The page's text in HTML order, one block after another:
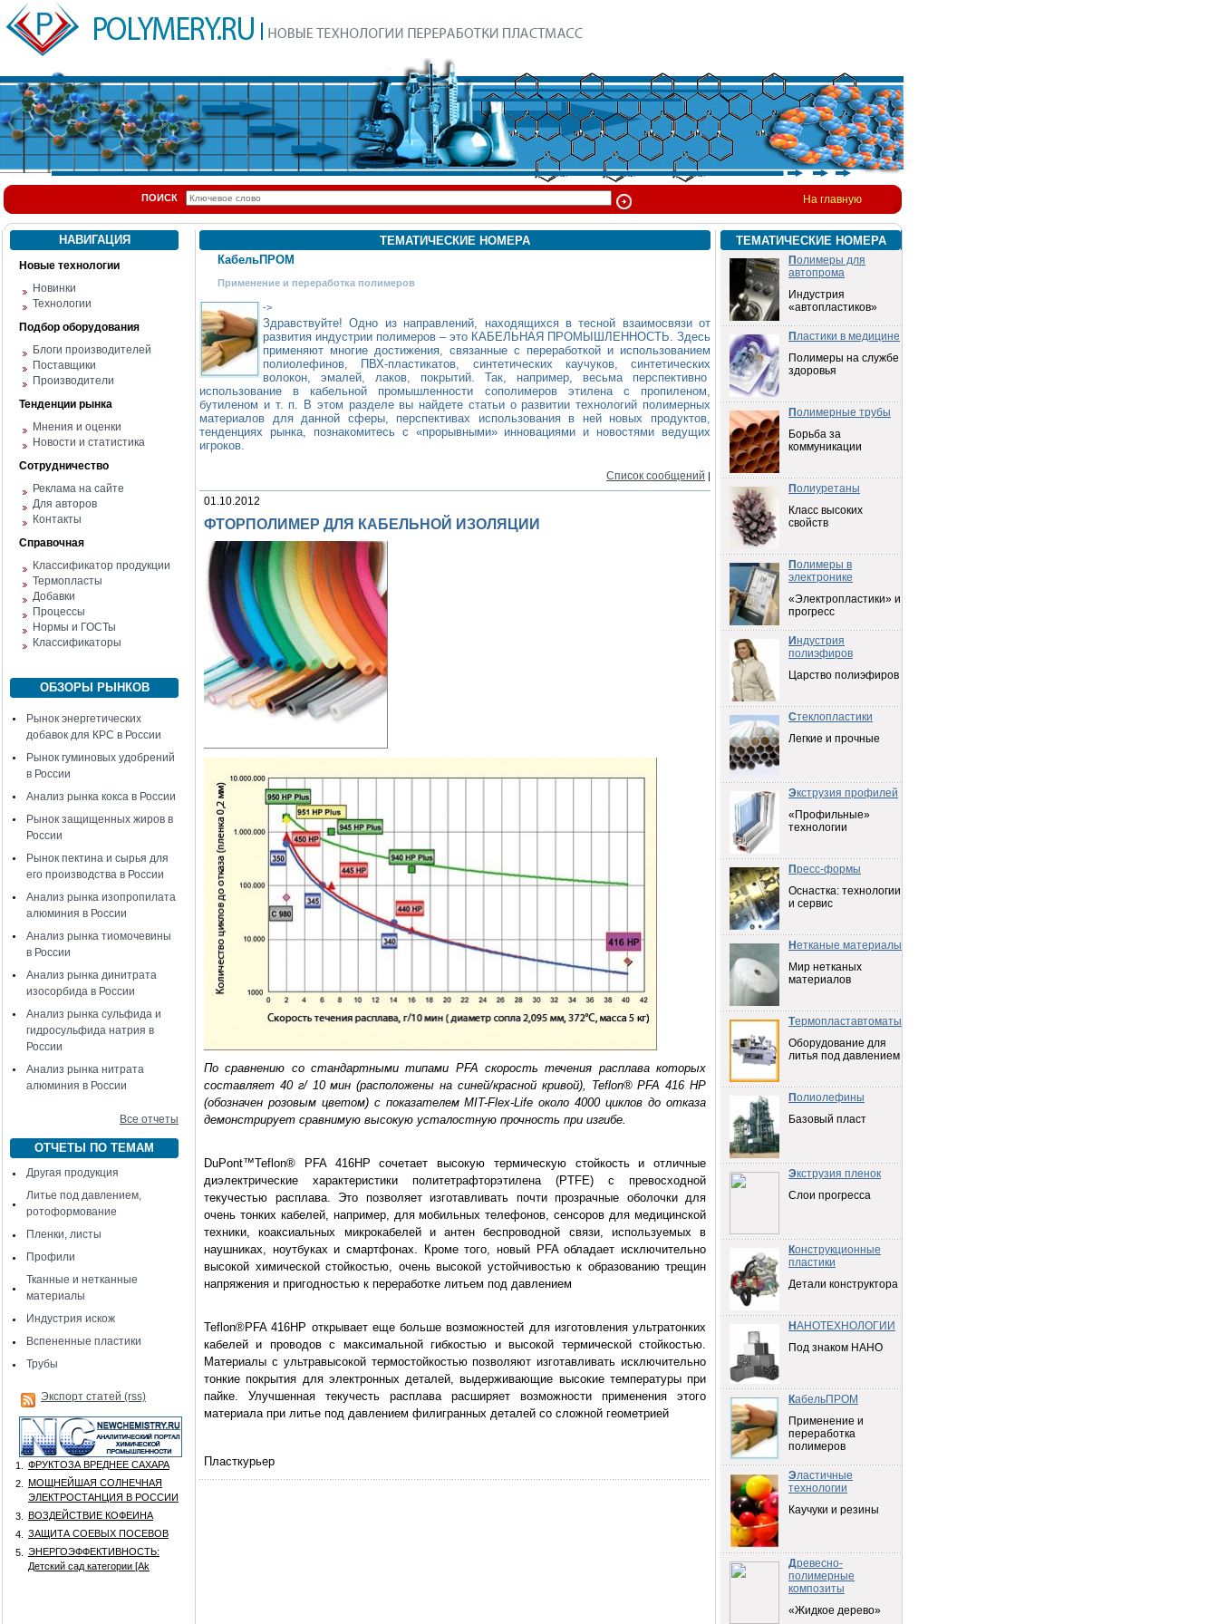
ПОИСК На главную
НАВИГАЦИЯ
Новые технологии
Новинки
Технологии
Подбор оборудования
Блоги производителей
Поставщики
Производители
Тенденции рынка
Мнения и оценки
Новости и статистика
Сотрудничество
Реклама на сайте
Для авторов
Контакты
Справочная
Классификатор продукции
Термопласты
Добавки
Процессы
Нормы и ГОСТы
Классификаторы
ОБЗОРЫ РЫНКОВ
Рынок энергетических
добавок для КРС в России
Рынок гуминовых удобрений
в России
Анализ рынка кокса в России
Рынок защищенных жиров в
России
Рынок пектина и сырья для
его производства в России
Анализ рынка изопропилата
алюминия в России
Анализ рынка тиомочевины
в России
Анализ рынка динитрата
изосорбида в России
Анализ рынка сульфида и
гидросульфида натрия в
России
Анализ рынка нитрата
алюминия в России
Все отчеты
ОТЧЕТЫ ПО ТЕМАМ
Другая продукция
Литье под давлением,
ротоформование
Пленки, листы
Профили
Тканные и нетканные
материалы
Индустрия искож
Вспененные пластики
Трубы
Экспорт статей (rss)
1.
ФРУКТОЗА ВРЕДНЕЕ САХАРА
2.
МОЩНЕЙШАЯ СОЛНЕЧНАЯ
ЭЛЕКТРОСТАНЦИЯ В РОССИИ
3.
ВОЗДЕЙСТВИЕ КОФЕИНА
4.
ЗАЩИТА СОЕВЫХ ПОСЕВОВ
5.
ЭНЕРГОЭФФЕКТИВНОСТЬ:
Детский сад категории [Аk
ТЕМАТИЧЕСКИЕ НОМЕРА
КабельПРОМ
Применение и переработка полимеров
->
Здравствуйте! Одно из направлений, находящихся в тесной взаимосвязи от
развития индустрии полимеров – это КАБЕЛЬНАЯ ПРОМЫШЛЕННОСТЬ. Здесь
применяют многие достижения, связанные с переработкой и использованием
полиолефинов, ПВХ-пластикатов, синтетических каучуков, синтетических
волокон, эмалей, лаков, покрытий. Так, например, весьма перспективно
использование в кабельной промышленности сополимеров этилена с пропиленом,
бутиленом и т. п. В этом разделе вы найдете статьи о развитии технологий полимерных
материалов для данной сферы, перспективах использования в ней новых продуктов,
тенденциях рынка, познакомитесь с «прорывными» инновациями и новостями ведущих
игроков.
Список сообщений |
01.10.2012
ФТОРПОЛИМЕР ДЛЯ КАБЕЛЬНОЙ ИЗОЛЯЦИИ
По сравнению со стандартными типами PFA скорость течения расплава которых
составляет 40 г/ 10 мин (расположены на синей/красной кривой), Teflon® PFA 416 HP
(обозначен розовым цветом) с показателем MIT-Flex-Life около 4000 циклов до отказа
демонстрирует сравнимую высокую усталостную прочность при изгибе.
DuPont™Teflon® PFA 416HP сочетает высокую термическую стойкость и отличные
диэлектрические характеристики политетрафторэтилена (PTFE) с превосходной
текучестью расплава. Это позволяет изготавливать почти прозрачные оболочки для
очень тонких кабелей, например, для мобильных телефонов, сенсоров для медицинской
техники, коаксиальных микрокабелей и антен беспроводной связи, используемых в
наушниках, ноутбуках и смартфонах. Кроме того, новый PFA обладает исключительно
высокой химической стойкостью, очень высокой устойчивостью к образованию трещин
напряжения и пригодностью к переработке литьем под давлением
Teflon®PFA 416HP открывает еще больше возможностей для изготовления ультратонких
кабелей и проводов с максимальной гибкостью и высокой термической стойкостью.
Материалы с ультравысокой термостойкостью позволяют изготавливать исключительно
тонкие покрытия для электронных деталей, выдерживающие высокие температуры при
пайке. Улучшенная текучесть расплава расширяет возможности применения этого
материала при литье под давлением филигранных деталей со сложной геометрией
Пласткурьер
ТЕМАТИЧЕСКИЕ НОМЕРА
Полимеры для
автопрома
Индустрия
«автопластиков»
Пластики в медицине
Полимеры на службе
здоровья
Полимерные трубы
Борьба за
коммуникации
Полиуретаны
Класс высоких
свойств
Полимеры в
электронике
«Электропластики» и
прогресс
Индустрия
полиэфиров
Царство полиэфиров
Стеклопластики
Легкие и прочные
Экструзия профилей
«Профильные»
технологии
Пресс-формы
Оснастка: технологии
и сервис
Н етканые материалы
Мир нетканых
материалов
Термопластавтоматы
Оборудование для
литья под давлением
Полиолефины
Базовый пласт
Экструзия пленок
Слои прогресса
Конструкционные
пластики
Детали конструктора
Н АНОТЕХНОЛОГИИ
Под знаком НАНО
КабельПРОМ
Применение и
переработка
полимеров
Эластичные
технологии
Каучуки и резины
Древесно-
полимерные
композиты
«Жидкое дерево»